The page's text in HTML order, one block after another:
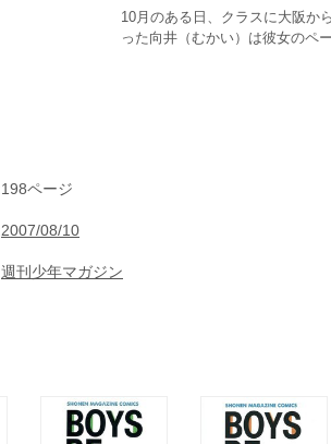
10月のある日、クラスに大阪か
った向井（むかい）は彼女の
198ページ
2007/08/10
週刊少年マガジン